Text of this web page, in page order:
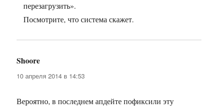
перезагрузить».
Посмотрите, что система скажет.
Shoore
10 апреля 2014 в 14:53
Вероятно, в последнем апдейте пофиксили эту